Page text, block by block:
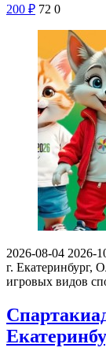
200 ₽ 72 0
2026-08-04 2026-
г. Екатеринбург,
игровых видов